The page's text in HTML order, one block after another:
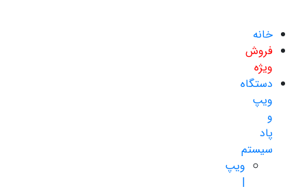
خانه
فروش
ویژه
دستگاه
ویپ
و
پاد
سیستم
ویپ
|